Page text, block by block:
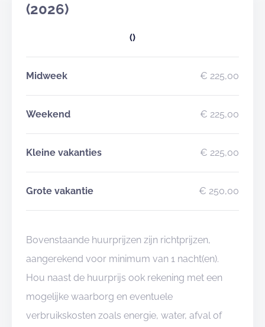
(2026)
()
Midweek € 225,00
Weekend € 225,00
Kleine vakanties € 225,00
Grote vakantie € 250,00
Bovenstaande huurprijzen zijn richtprijzen,
aangerekend voor minimum van 1 nacht(en).
Hou naast de huurprijs ook rekening met een
mogelijke waarborg en eventuele
verbruikskosten zoals energie, water, afval of